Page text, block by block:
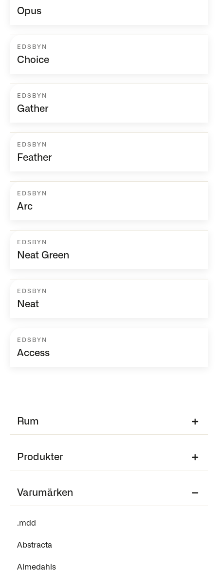
Rum
Produkter
Varumärken
.mdd
Abstracta
Almedahls
Opus
EDSBYN
Choice
EDSBYN
Gather
EDSBYN
Feather
EDSBYN
Arc
EDSBYN
Neat Green
EDSBYN
Neat
EDSBYN
Access